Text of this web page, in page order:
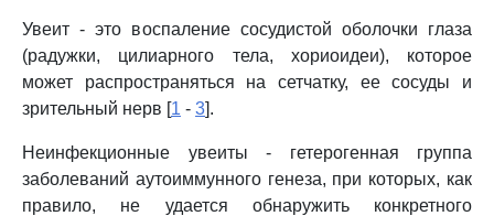
Увеит - это воспаление сосудистой оболочки глаза
(радужки, цилиарного тела, хориоидеи), которое
может распространяться на сетчатку, ее сосуды и
зрительный нерв [1 - 3].
Неинфекционные увеиты - гетерогенная группа
заболеваний аутоиммунного генеза, при которых, как
правило, не удается обнаружить конкретного